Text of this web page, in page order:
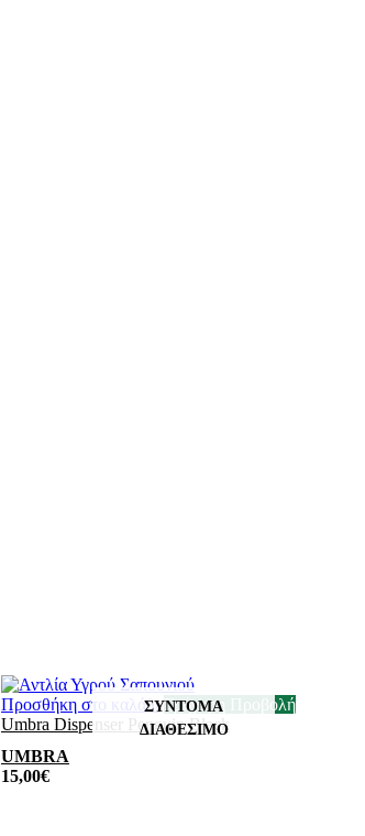
Προσθήκη στο καλάθι Γρήγορη Προβολή
Umbra Dispenser Penguin Black
UMBRA
15,00€